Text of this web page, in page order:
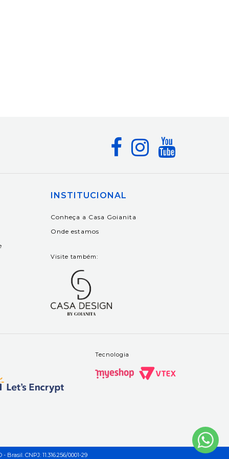
INSTITUCIONAL
Conheça a Casa Goianita
Onde estamos
Visite também:
Tecnologia
CNPJ: 11.316.256/0001-29